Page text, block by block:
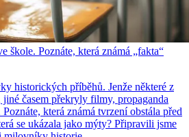
škole. Poznáte, která známá „fakta“
historických příběhů. Jenže některé z
časem překryly filmy, propaganda
která známá tvrzení obstála před
se ukázala jako mýty? Připravili jsme